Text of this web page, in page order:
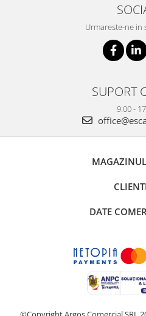
Urmareste-ne in
SUPORT
9:00 -
DATE